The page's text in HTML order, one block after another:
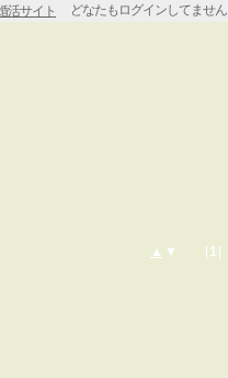
どなたもログインしてません
▲ ▼ | 1